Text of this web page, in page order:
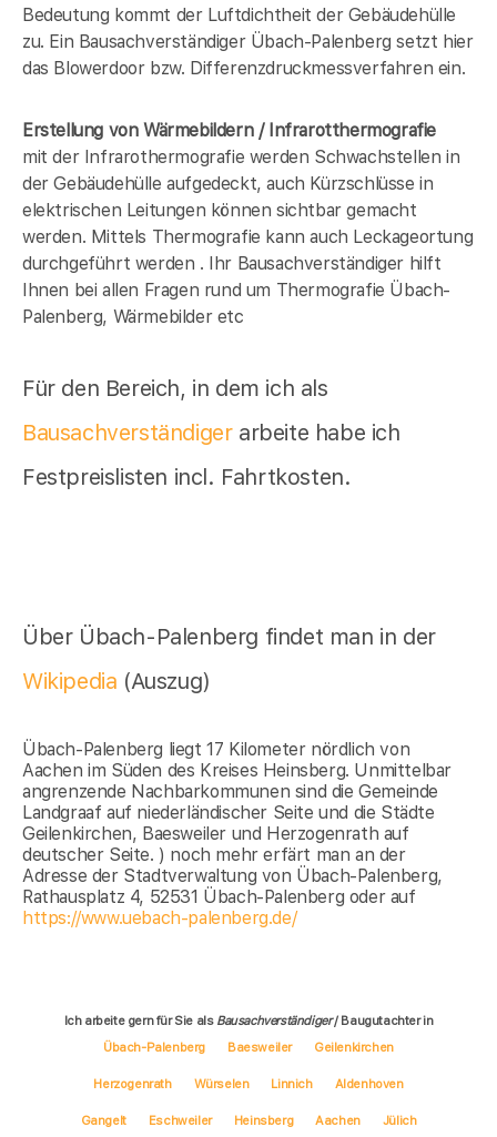
Bedeutung kommt der Luftdichtheit der Gebäudehülle
zu. Ein Bausachverständiger Übach-Palenberg setzt hier
das Blowerdoor bzw. Differenzdruckmessverfahren ein.
Erstellung von Wärmebildern / Infrarotthermografie
mit der Infrarothermografie werden Schwachstellen in
der Gebäudehülle aufgedeckt, auch Kürzschlüsse in
elektrischen Leitungen können sichtbar gemacht
werden. Mittels Thermografie kann auch Leckageortung
durchgeführt werden . Ihr Bausachverständiger hilft
Ihnen bei allen Fragen rund um Thermografie Übach-
Palenberg, Wärmebilder etc
Für den Bereich, in dem ich als
Bausachverständigerarbeite habe ich
Festpreislisten incl. Fahrtkosten.
Über Übach-Palenberg findet man in der
Wikipedia (Auszug)
Übach-Palenberg liegt 17 Kilometer nördlich von
Aachen im Süden des Kreises Heinsberg. Unmittelbar
angrenzende Nachbarkommunen sind die Gemeinde
Landgraaf auf niederländischer Seite und die Städte
Geilenkirchen, Baesweiler und Herzogenrath auf
deutscher Seite. ) noch mehr erfärt man an der
Adresse der Stadtverwaltung von Übach-Palenberg,
Rathausplatz 4, 52531 Übach-Palenberg oder auf
https://www.uebach-palenberg.de/
Ich arbeite gern für Sie als Bausachverständiger/ Baugutachter in
Übach-Palenberg
Baesweiler Geilenkirchen
Herzogenrath Würselen Linnich Aldenhoven
Gangelt Eschweiler Heinsberg Aachen Jülich